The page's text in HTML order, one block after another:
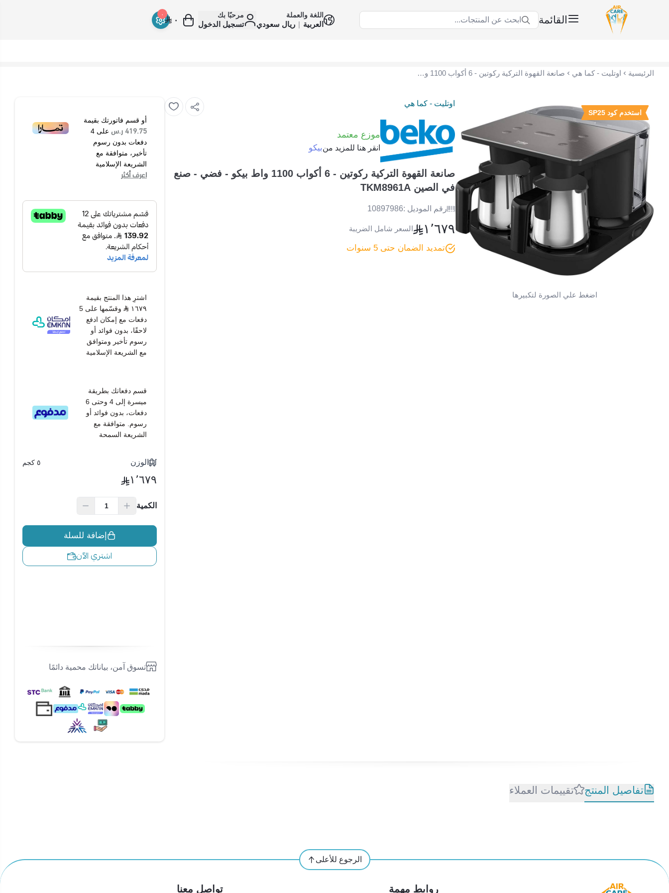
القائمة ابحث عن المنتجات...
اللغة والعملة
العربية | ريال سعودي
مرحبًا بك
تسجيل الدخول
٠
٠
الرئيسية اوتليت - كما هي صانعة القهوة التركية ركوتين - 6 أكواب 1100 واط بيكو - فضي - صنع في الصين TKM8961A
استخدم كود SP25
اضغط علي الصورة لتكبيرها
اوتليت - كما هي
موزع معتمد
انقر هنا للمزيد منبيكو
صانعة القهوة التركية ركوتين - 6 أكواب 1100 واط بيكو - فضي - صنع
في الصين TKM8961A
رقم الموديل :10897986
١٬٦٧٩ السعر شامل الضريبة
تمديد الضمان حتى 5 سنوات
أو قسم فاتورتك بقيمة
419.75 ر.س على 4
دفعات بدون رسوم
تأخير، متوافقة مع
الشريعة الإسلامية
اعرف أكثر
اشترِ هذا المنتج بقيمة
١٦٧٩
وقسّمها على 5
دفعات مع إمكان ادفع
لاحقًا، بدون فوائد أو
رسوم تأخير ومتوافق
مع الشريعة الإسلامية
قسم دفعاتك بطريقة
ميسرة إلى 4 وحتى 6
دفعات، بدون فوائد أو
رسوم. متوافقة مع
الشريعة السمحة
الوزن ٥ كجم
١٬٦٧٩
الكمية
إضافة للسلة
اشتري الآن
تسوق آمن، بياناتك محمية دائمًا
تفاصيل المنتج تقييمات العملاء
الرجوع للأعلى
روابط مهمة تواصل معنا